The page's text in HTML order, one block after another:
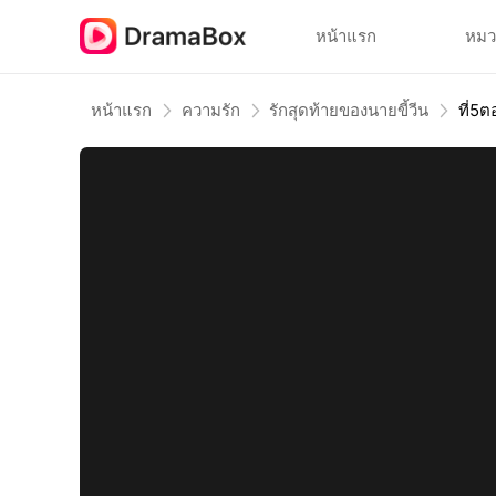
หน้าแรก หม
หน้าแรก ความรัก รักสุดท้ายของนายขี้วีน ที่5ต